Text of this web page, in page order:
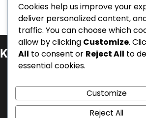
Kategorier
Internationella prestationer
Karriärhöjdpunkter
Spelarbiografier
Cookies help us improve your
deliver personalized content,
traffic. You can choose which
allow by clicking Customize.
All to consent or Reject All to
essential cookies.
Customize
Reject All